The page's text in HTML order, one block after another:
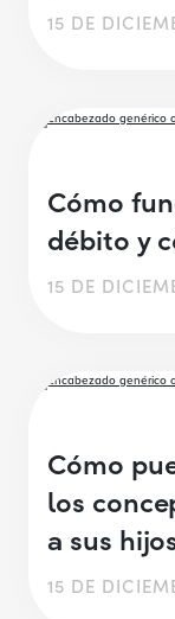
15 DE
Cómo
débito y
15 DE
Cómo
los
a sus
15 DE